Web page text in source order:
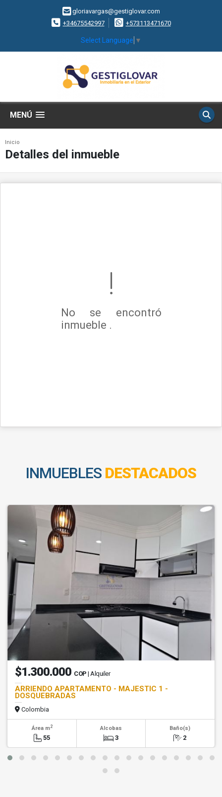
gloriavargas@gestiglovar.com
+34675542997
+573113471670
Select Language ▼
MENÚ
Inicio
Detalles del inmueble
No se encontró
inmueble .
INMUEBLES DESTACADOS
$1.300.000 COP | Alquiler
ARRIENDO APARTAMENTO - MAJESTIC 1 -
DOSQUEBRADAS
Colombia
Área m2
55
Alcobas
3
Baño(s)
2